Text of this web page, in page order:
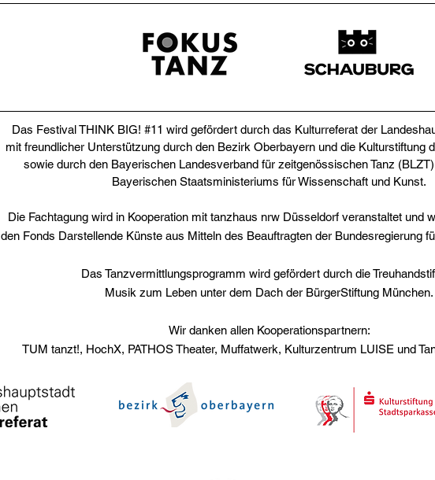
Das Festival THINK BIG! #11 wird gefördert durch das Kulturreferat der
mit freundlicher Unterstützung durch den Bezirk Oberbayern und die Kulturstiftung
sowie durch den Bayerischen Landesverband für zeitgenössischen Tanz
Bayerischen Staatsministeriums für Wissenschaft und Kunst.
Die Fachtagung wird in Kooperation mit tanzhaus nrw Düsseldorf veranstaltet und
den Fonds Darstellende Künste aus Mitteln des Beauftragten der Bundesregierung
Das Tanzvermittlungsprogramm wird gefördert durch die
Musik zum Leben unter dem Dach der BürgerStiftung München.
Wir danken allen Kooperationspartnern:
TUM tanzt!, HochX, PATHOS Theater, Muffatwerk, Kulturzentrum LUISE und